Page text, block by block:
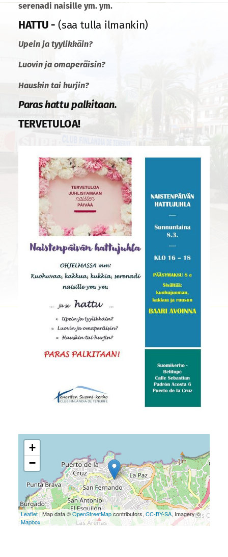
serenadi naisille ym. ym.
HATTU - (saa tulla ilmankin)
Upein ja tyylikkäin?
Luovin ja omaperäisin?
Hauskin tai hurjin?
Paras hattu palkitaan.
TERVETULOA!
+
−
Leaflet| Map data ©OpenStreetMapcontributors, CC-BY-SA, Imagery ©
Mapbox